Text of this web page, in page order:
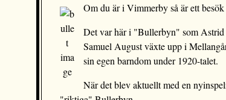
Om du är i Vimmerby så är ett besök
Det var här i "Bullerbyn" som Astrid
Samuel August växte upp i
sin egen barndom under 1920-talet.
När det blev aktuellt med en